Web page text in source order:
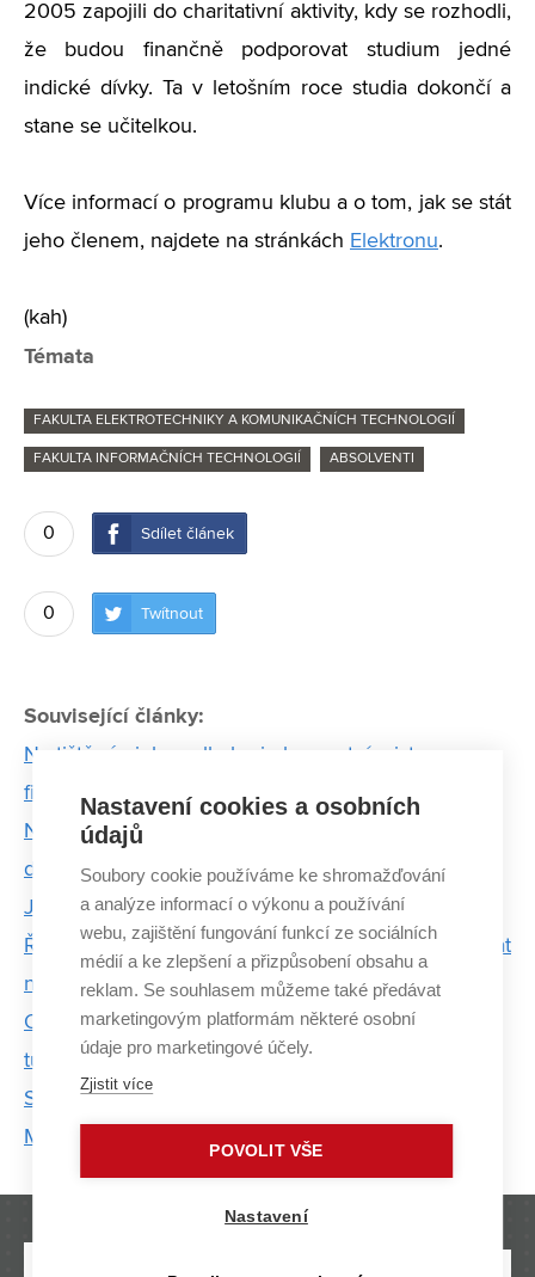
2005 zapojili do charitativní aktivity, kdy se rozhodli,
že budou finančně podporovat studium jedné
indické dívky. Ta v letošním roce studia dokončí a
stane se učitelkou.
Více informací o programu klubu a o tom, jak se stát
jeho členem, najdete na stránkách Elektronu.
(kah)
Témata
FAKULTA ELEKTROTECHNIKY A KOMUNIKAČNÍCH TECHNOLOGIÍ
FAKULTA INFORMAČNÍCH TECHNOLOGIÍ ABSOLVENTI
0 Sdílet článek
0 Twítnout
Související články:
Na tištěné violoncello hraje koncertní mistr
filharmonie i hokejista
Neomezená dovolená pro naše zaměstnance byl
dobrý nápad, říká ředitel ARTINu a absolvent VUT
Jan Najvárek
Ředitel CISCO: Některé zkoušky už člověk opakovat
nechce, ale je dobře, že jsou
Omegabee, bazilisek2 a další hrdinové. České kolo
turnaje League of Legends ovládl tým z VUT
Studentský trůn ovládlo VUT. Získalo Krále i Miss
Majálesu 2015
Nastavení cookies a osobních
údajů
Soubory cookie používáme ke shromažďování
a analýze informací o výkonu a používání
webu, zajištění fungování funkcí ze sociálních
médií a ke zlepšení a přizpůsobení obsahu a
reklam. Se souhlasem můžeme také předávat
marketingovým platformám některé osobní
údaje pro marketingové účely.
Zjistit více
POVOLIT VŠE
Nastavení